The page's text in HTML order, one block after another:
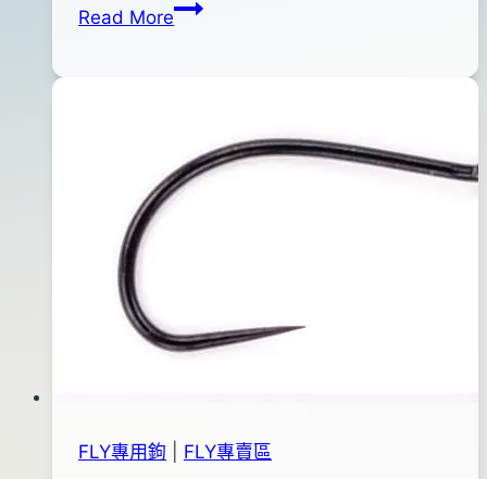
By anna
2012
Read More3M
FLY專用鉤 FLY專賣區